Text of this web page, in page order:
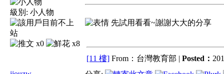
級別: 小人物
x0 x8
先試用看看~謝謝大大的分享
[11 樓] From：台灣教育部 | Posted：